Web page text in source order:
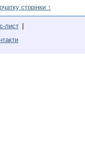
сторінки ↑
лист